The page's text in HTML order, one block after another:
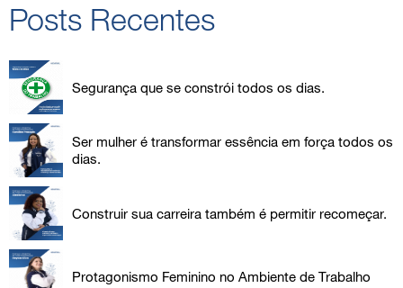
Posts Recentes
Segurança que se constrói todos os dias.
Ser mulher é transformar essência em força todos os
dias.
Construir sua carreira também é permitir recomeçar.
Protagonismo Feminino no Ambiente de Trabalho